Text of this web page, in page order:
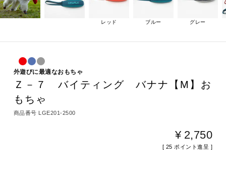
レッド ブルー グレー
外遊びに最適なおもちゃ
Ｚ－７ バイティング バナナ【M】お
もちゃ
商品番号 LGE201-2500
¥ 2,750
[ 25 ポイント進呈 ]